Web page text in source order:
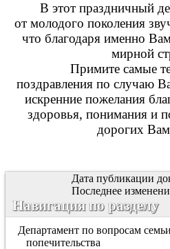
В этот праздничный
от молодого поколения
что благодаря именно
мирной
Примите самые
поздравления по случаю
искренние пожелания
здоровья, понимания и
дорогих
Дата публикации
Последнее
Навигация по разделу
Департамент по вопросам
попечительства